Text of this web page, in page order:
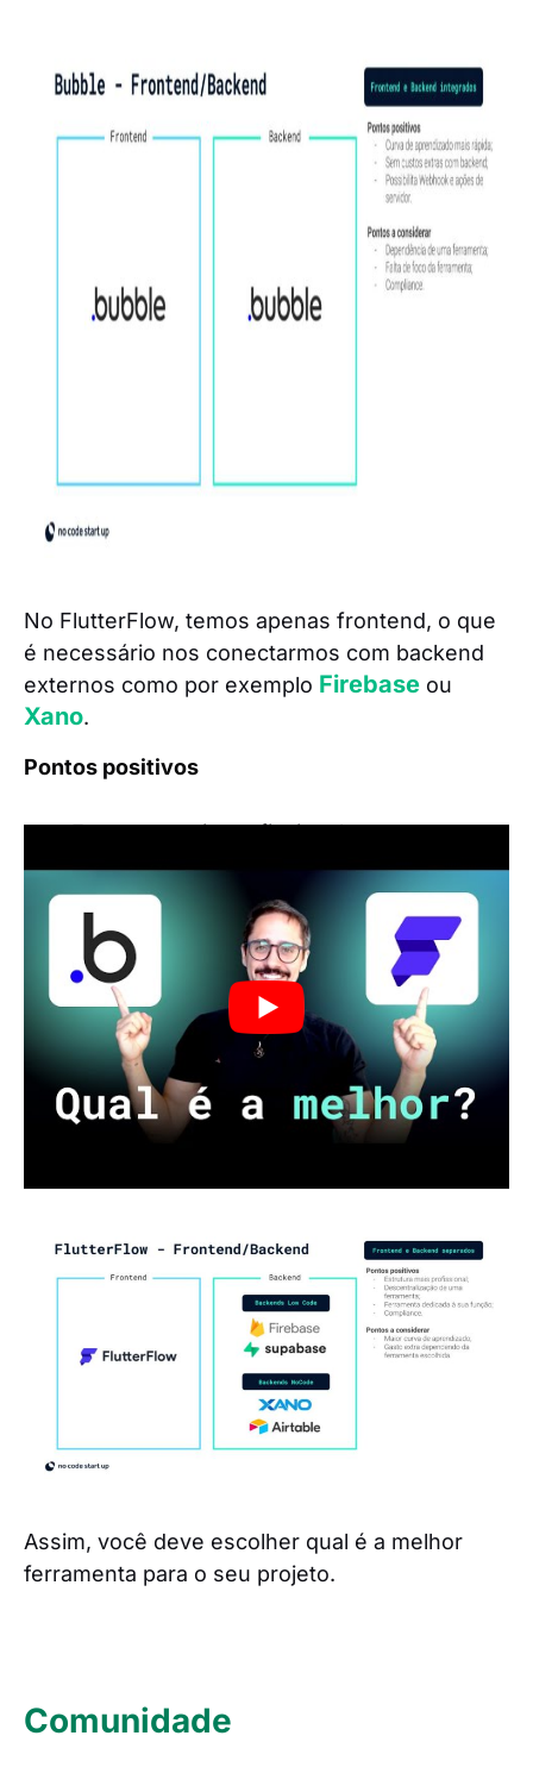
No FlutterFlow, temos apenas frontend, o que
é necessário nos conectarmos com backend
externos como por exemplo Firebase ou
Xano.
Pontos positivos
Estrutura mais profissional;
Descentralização de uma ferramenta;
Ferramenta dedicada à sua função;
Compliance.
Pontos a considerar
Maior curva de aprendizado;
Gasto extra dependendo da ferramenta
Assim, você deve escolher qual é a melhor
ferramenta para o seu projeto.
Comunidade